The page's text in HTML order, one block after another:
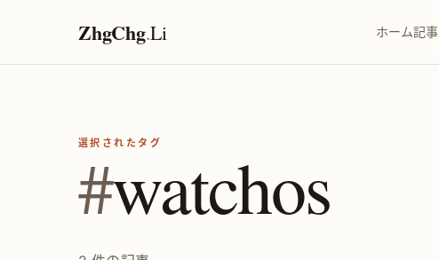
ZhgChg.Li ホーム記事
選択されたタグ
#watchos